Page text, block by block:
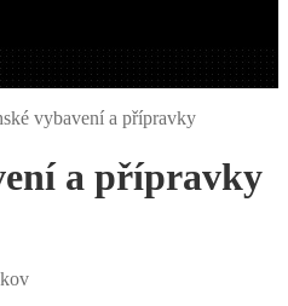
vybavení a přípravky
a přípravky